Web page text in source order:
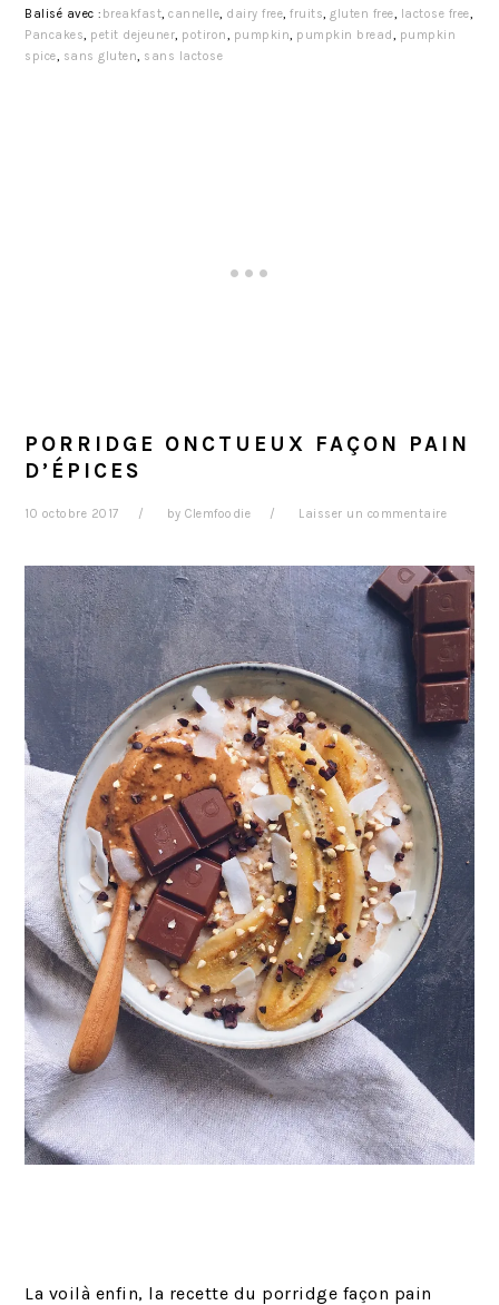
Balisé avec : breakfast,cannelle, dairy free,fruits,gluten free, lactose free,
Pancakes, petit dejeuner, potiron, pumpkin, pumpkin bread , pumpkin
spice, sans gluten, sans lactose
PORRIDGE ONCTUEUX FAÇON PAIN
D’ÉPICES
10 octobre 2017 byClemfoodie Laisser un commentaire
La voilà enfin, la recette du porridge façon pain